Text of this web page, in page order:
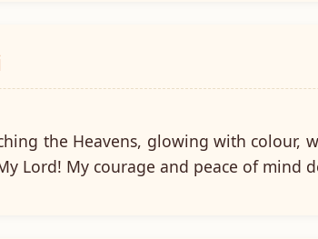
the Heavens, glowing with colour,
Lord! My courage and peace of mind